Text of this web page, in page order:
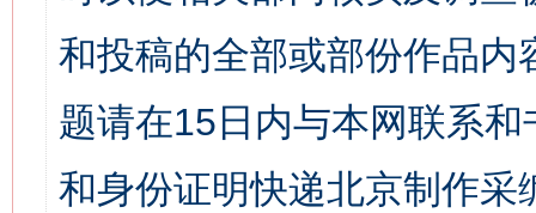
和投稿的全部或部份作品
题请在15日内与本网联系
和身份证明快递北京制作